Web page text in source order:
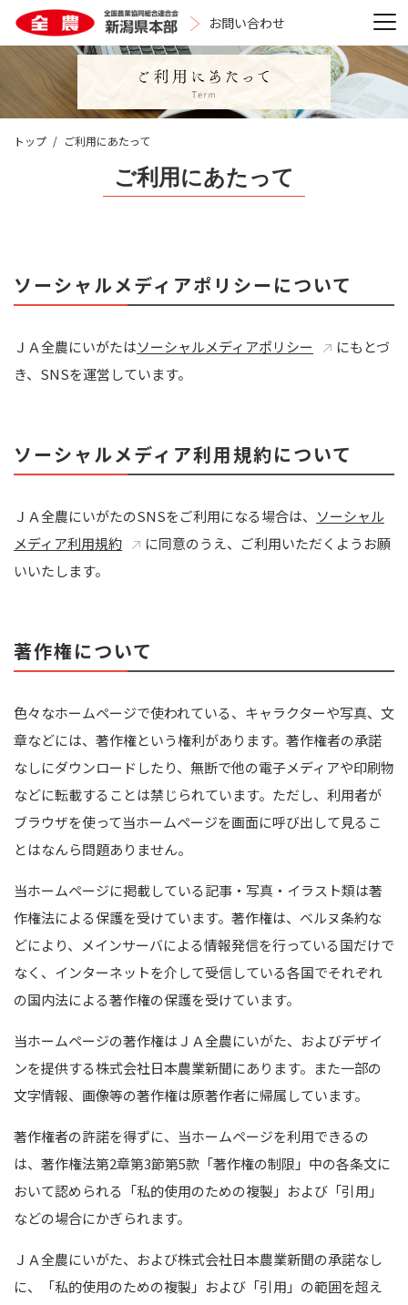
トップ ご利用にあたって
ご利用にあたって
ソーシャルメディアポリシーについて
ＪＡ全農にいがたはソーシャルメディアポリシー
にもとづ
き、SNSを運営しています。
ソーシャルメディア利用規約について
ＪＡ全農にいがたのSNSをご利用になる場合は、 ソーシャル
メディア利用規約
に同意のうえ、ご利用いただくようお願
いいたします。
著作権について
色々なホームページで使われている、キャラクターや写真、文
章などには、著作権という権利があります。著作権者の承諾
なしにダウンロードしたり、無断で他の電子メディアや印刷物
などに転載することは禁じられています。ただし、利用者が
ブラウザを使って当ホームページを画面に呼び出して見るこ
とはなんら問題ありません。
当ホームページに掲載している記事・写真・イラスト類は著
作権法による保護を受けています。著作権は、ベルヌ条約な
どにより、メインサーバによる情報発信を行っている国だけで
なく、インターネットを介して受信している各国でそれぞれ
の国内法による著作権の保護を受けています。
当ホームページの著作権はＪＡ全農にいがた、およびデザイ
ンを提供する株式会社日本農業新聞にあります。また一部の
文字情報、画像等の著作権は原著作者に帰属しています。
著作権者の許諾を得ずに、当ホームページを利用できるの
は、著作権法第2章第3節第5款「著作権の制限」中の各条文に
おいて認められる「私的使用のための複製」および「引用」
などの場合にかぎられます。
ＪＡ全農にいがた、および株式会社日本農業新聞の承諾なし
に、「私的使用のための複製」および「引用」の範囲を超え
お問い合わせ